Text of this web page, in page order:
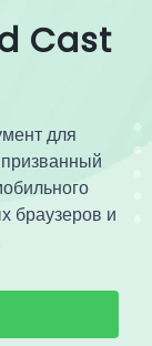
Cast
для
браузеров и